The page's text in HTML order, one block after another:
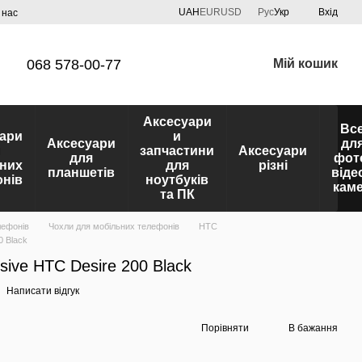
UAH EURUSD РусУкр Вхід
068 578-00-77 Мій кошик
Аксесуари
для
планшетів
Аксесуари
и
запчастини
для
ноутбуків
та ПК
Аксесуари
різні
Чохли для мобільних телефонів
HTC
Black
HTC Desire 200 Black
Написати відгук
Порівняти В бажання